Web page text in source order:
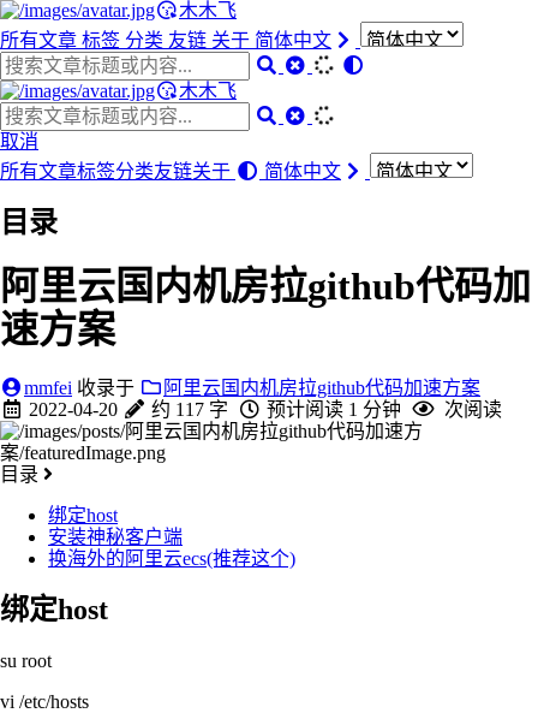
木木飞
所有文章 标签 分类 友链 关于 简体中文
木木飞
取消
所有文章标签分类友链关于 简体中文
目录
阿里云国内机房拉github代码加
速方案
mmfei 收录于
阿里云国内机房拉github代码加速方案
2022-04-20
约 117 字 预计阅读 1 分钟 次阅读
目录
绑定host
安装神秘客户端
换海外的阿里云ecs(推荐这个)
绑定host
su root
vi /etc/hosts